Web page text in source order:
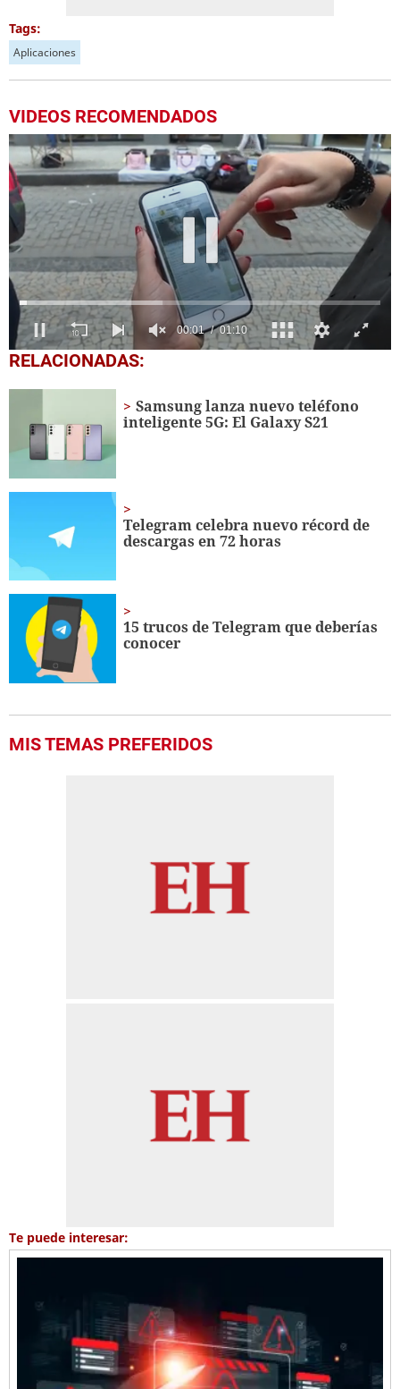
Tags:
Aplicaciones
VIDEOS RECOMENDADOS
0
seconds
seconds
RELACIONADAS:
Samsung lanza nuevo teléfono
inteligente 5G: El Galaxy S21
Telegram celebra nuevo récord de
descargas en 72 horas
15 trucos de Telegram que deberías
conocer
MIS TEMAS PREFERIDOS
Te puede interesar: